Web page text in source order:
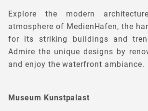
Explore the modern
atmosphere of MedienHafen, the
for its striking buildings and
Admire the unique designs by
and enjoy the waterfront ambiance.
Museum Kunstpalast